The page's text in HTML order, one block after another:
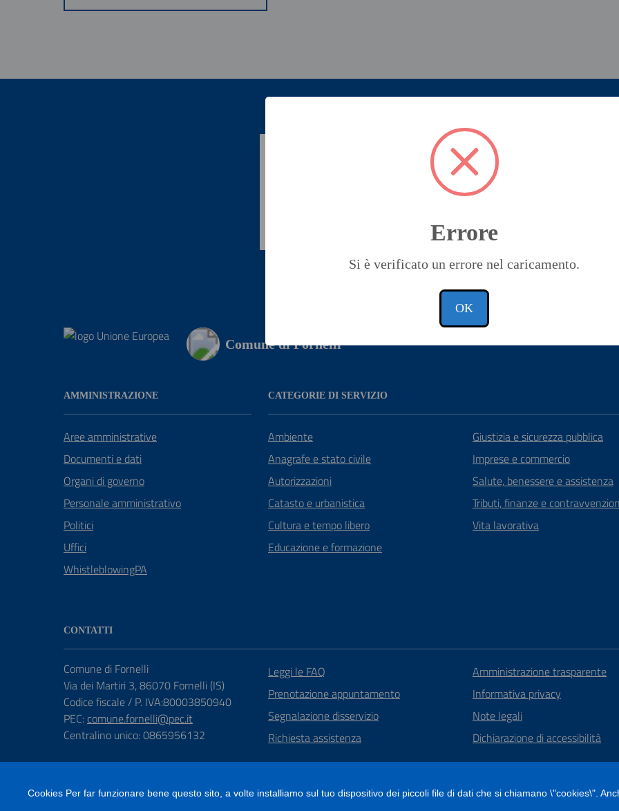
Quanto sono chiare le informazioni su questa
Valuta 5 stelle su 5
Valuta 4 stelle su 5
Comune di Fornelli
AMMINISTRAZIONE
Aree amministrative
Documenti e dati
Organi di governo
Personale amministrativo
Politici
Uffici
WhistleblowingPA
CATEGORIE DI SERVIZIO
Ambiente
Anagrafe e stato civile
Autorizzazioni
Catasto e urbanistica
Cultura e tempo libero
Educazione e formazione
Giustizia e sicurezza pubblica
Imprese e commercio
Salute, benessere e assistenza
Tributi, finanze e
Vita lavorativa
CONTATTI
Comune di Fornelli
Via dei Martiri 3, 86070 Fornelli (IS)
Codice fiscale / P. IVA:80003850940
PEC: comune.fornelli@pec.it
Centralino unico: 0865956132
Leggi le FAQ
Prenotazione appuntamento
Segnalazione disservizio
Richiesta assistenza
Amministrazione trasparente
Informativa privacy
Note legali
Dichiarazione di accessibilità
Cookies Per far funzionare bene questo sito, a volte installiamo sul tuo dispositivo dei piccoli file di dati che si chiamano \"cookies\".
Errore
Si è verificato un errore nel caricamento.
OK